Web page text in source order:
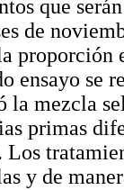
que
de
proporción
ensayo se
la mezcla
primas
y de